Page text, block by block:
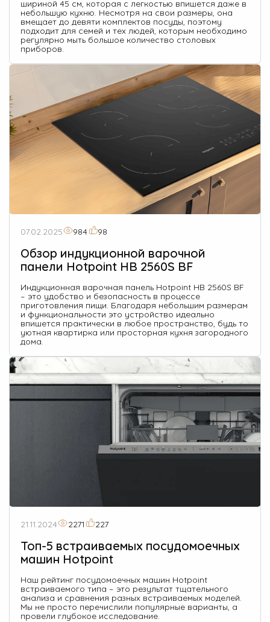
шириной 45 см, которая с легкостью впишется даже в
небольшую кухню. Несмотря на свои размеры, она
вмещает до девяти комплектов посуды, поэтому
подходит для семей и тех людей, которым необходимо
регулярно мыть большое количество столовых
приборов.
07.02.2025 984 98
Обзор индукционной варочной
панели Hotpoint HB 2560S BF
Индукционная варочная панель Hotpoint HB 2560S BF
– это удобство и безопасность в процессе
приготовления пищи. Благодаря небольшим размерам
и функциональности это устройство идеально
впишется практически в любое пространство, будь то
уютная квартирка или просторная кухня загородного
дома.
21.11.2024 2271 227
Топ-5 встраиваемых посудомоечных
машин Hotpoint
Наш рейтинг посудомоечных машин Hotpoint
встраиваемого типа – это результат тщательного
анализа и сравнения разных встраиваемых моделей.
Мы не просто перечислили популярные варианты, а
провели глубокое исследование.